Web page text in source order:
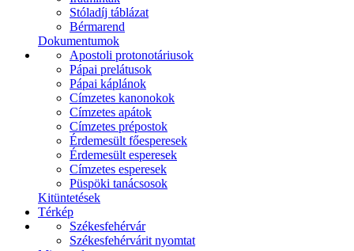
Stóladíj táblázat
Bérmarend
Dokumentumok
Apostoli protonotáriusok
Pápai prelátusok
Pápai káplánok
Címzetes kanonokok
Címzetes apátok
Címzetes prépostok
Érdemesült főesperesek
Érdemesült esperesek
Címzetes esperesek
Püspöki tanácsosok
Kitüntetések
Térkép
Székesfehérvár
Székesfehérvárit nyomtat